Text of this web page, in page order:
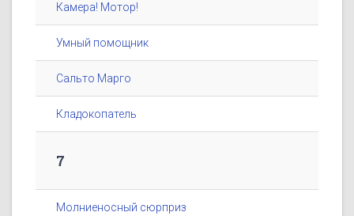
Камера! Мотор!
Умный помощник
Сальто Марго
Кладокопатель
7
Молниеносный сюрприз